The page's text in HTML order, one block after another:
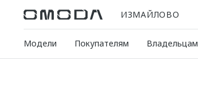
ИЗМАЙЛОВО
Модели Покупателям Владельцам